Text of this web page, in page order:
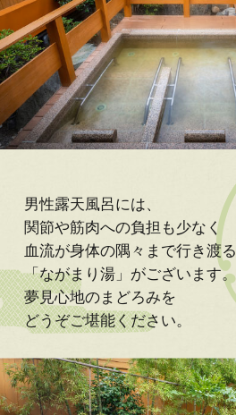
男性露天風呂には、
関節や筋肉への負担も少なく
血流が身体の隅々まで行き渡る
「ながまり湯」がございます。
夢見心地のまどろみを
どうぞご堪能ください。